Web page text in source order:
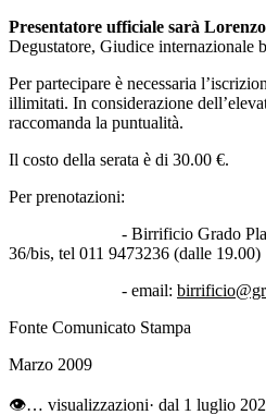
Presentatore ufficiale sarà
Degustatore, Giudice internazionale
Per partecipare è necessaria
illimitati. In considerazione
raccomanda la puntualità.
Il costo della serata è di 30.00 €.
Per prenotazioni:
- Birrificio Grado Plato di
36/bis, tel 011 9473236 (dalle 19.00)
- email:
Fonte Comunicato Stampa
Marzo 2009
👁… visualizzazioni· dal 1 luglio